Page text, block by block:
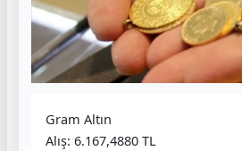
Gram Altın
Alış: 6.167,4880 TL